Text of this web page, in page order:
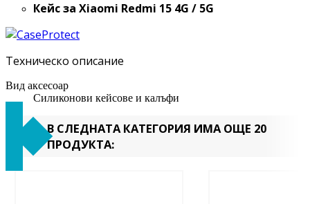
Кейс за Xiaomi Redmi 15 4G / 5G
Техническо описание
Вид аксесоар
Силиконови кейсове и калъфи
В СЛЕДНАТА КАТЕГОРИЯ ИМА ОЩЕ 20
ПРОДУКТА: